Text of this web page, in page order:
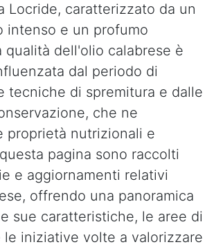
Locride, caratterizzato da un
intenso e un profumo
qualità dell'olio calabrese è
dal periodo di
tecniche di spremitura e dalle
che ne
proprietà nutrizionali e
pagina sono raccolti
e aggiornamenti relativi
offrendo una panoramica
sue caratteristiche, le aree di
le iniziative volte a valorizzare